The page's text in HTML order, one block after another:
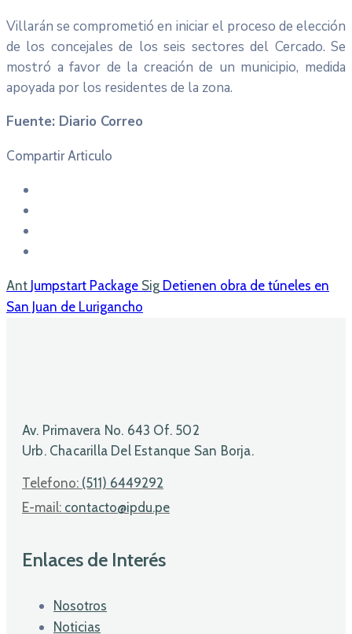
Villarán se comprometió en iniciar el proceso de elección
de los concejales de los seis sectores del Cercado. Se
mostró a favor de la creación de un municipio, medida
apoyada por los residentes de la zona.
Fuente: Diario Correo
Compartir Articulo
Ant Jumpstart Package Sig Detienen obra de túneles en
San Juan de Lurigancho
Av. Primavera No. 643 Of. 502
Urb. Chacarilla Del Estanque San Borja.
Telefono: (511) 6449292
E-mail: contacto@ipdu.pe
Enlaces de Interés
Nosotros
Noticias